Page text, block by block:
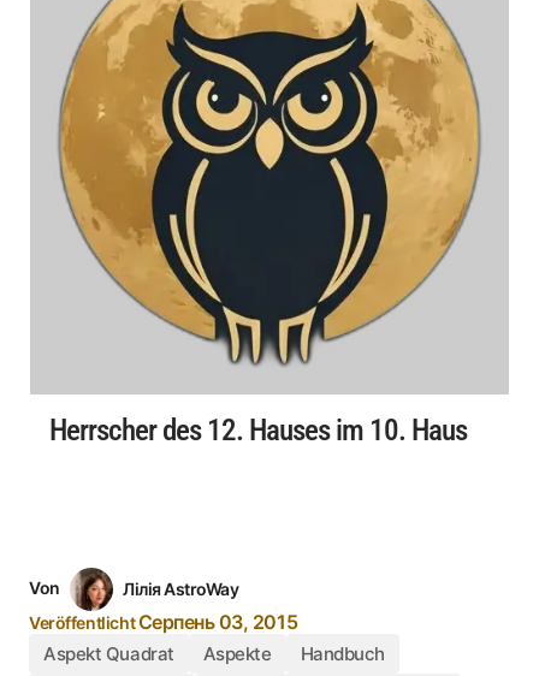
Herrscher des 12. Hauses im 10. Haus
Von
Лілія AstroWay
VeröffentlichtСерпень 03, 2015
Aspekt Quadrat Aspekte
Handbuch